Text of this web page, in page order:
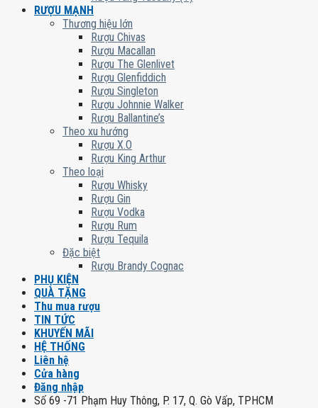
RƯỢU MẠNH
Thương hiệu lớn
Rượu Chivas
Rượu Macallan
Rượu The Glenlivet
Rượu Glenfiddich
Rượu Singleton
Rượu Johnnie Walker
Rượu Ballantine’s
Theo xu hướng
Rượu X.O
Rượu King Arthur
Theo loại
Rượu Whisky
Rượu Gin
Rượu Vodka
Rượu Rum
Rượu Tequila
Đặc biệt
Rượu Brandy Cognac
PHỤ KIỆN
QUÀ TẶNG
Thu mua rượu
TIN TỨC
KHUYẾN MÃI
HỆ THỐNG
Liên hệ
Cửa hàng
Đăng nhập
Số 69 -71 Phạm Huy Thông, P. 17, Q. Gò Vấp, TPHCM